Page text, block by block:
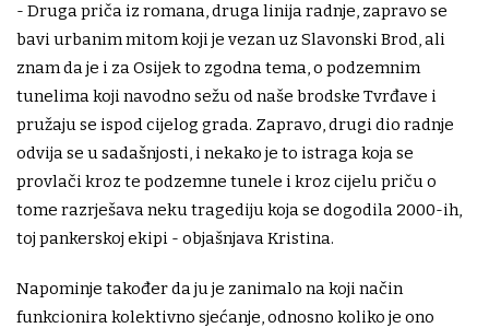
- Druga priča iz romana, druga linija radnje, zapravo se
bavi urbanim mitom koji je vezan uz Slavonski Brod, ali
znam da je i za Osijek to zgodna tema, o podzemnim
tunelima koji navodno sežu od naše brodske Tvrđave i
pružaju se ispod cijelog grada. Zapravo, drugi dio radnje
odvija se u sadašnjosti, i nekako je to istraga koja se
provlači kroz te podzemne tunele i kroz cijelu priču o
tome razrješava neku tragediju koja se dogodila 2000-ih,
toj pankerskoj ekipi - objašnjava Kristina.
Napominje također da ju je zanimalo na koji način
funkcionira kolektivno sjećanje, odnosno koliko je ono